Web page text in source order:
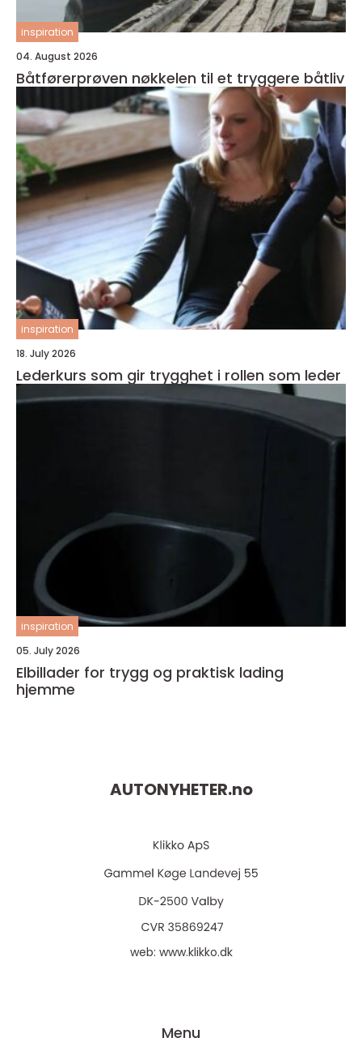
inspiration
04. August 2026
Båtførerprøven nøkkelen til et tryggere båtliv
inspiration
18. July 2026
Lederkurs som gir trygghet i rollen som leder
inspiration
05. July 2026
Elbillader for trygg og praktisk lading
hjemme
AUTONYHETER.no
web: www.klikko.dk
Menu